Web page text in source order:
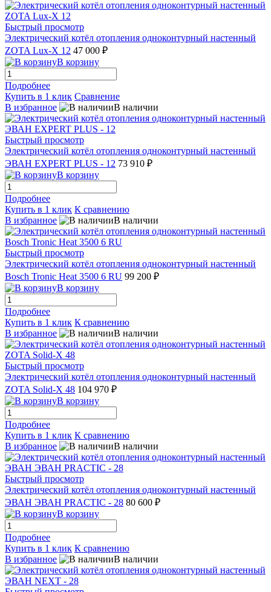
Быстрый просмотр
Электрический котёл отопления одноконтурный настенный
ZOTA Lux-X 12 47 000 ₽
В корзину
Подробнее
Купить в 1 клик Сравнение
В избранное
В наличии
Быстрый просмотр
Электрический котёл отопления одноконтурный настенный
ЭВАН EXPERT PLUS - 12 73 910 ₽
В корзину
Подробнее
Купить в 1 клик К сравнению
В избранное
В наличии
Быстрый просмотр
Электрический котёл отопления одноконтурный настенный
Bosch Tronic Heat 3500 6 RU 99 200 ₽
В корзину
Подробнее
Купить в 1 клик К сравнению
В избранное
В наличии
Быстрый просмотр
Электрический котёл отопления одноконтурный настенный
ZOTA Solid-X 48 104 970 ₽
В корзину
Подробнее
Купить в 1 клик К сравнению
В избранное
В наличии
Быстрый просмотр
Электрический котёл отопления одноконтурный настенный
ЭВАН ЭВАН PRACTIC - 28 80 600 ₽
В корзину
Подробнее
Купить в 1 клик К сравнению
В избранное
В наличии